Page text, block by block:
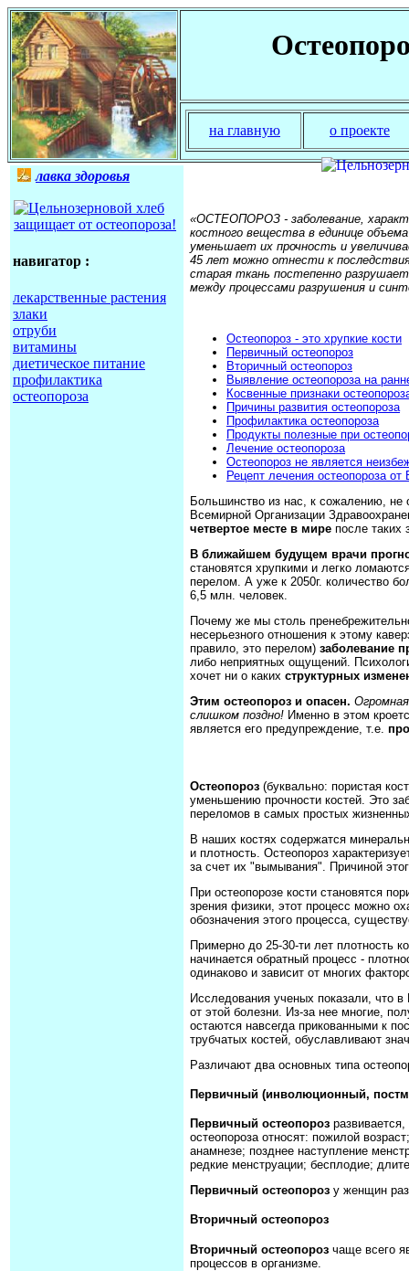
на главную о проекте
лавка здоровья
навигатор :
лекарственные растения
злаки
отруби
витамины
диетическое питание
профилактика
остеопороза
«ОСТЕОПОРОЗ - заболевание,
костного вещества в единице
уменьшает их прочность и
45 лет можно отнести к
старая ткань постепенно
между процессами разрушения и
Остеопороз - это хрупкие кости
Первичный остеопороз
Вторичный остеопороз
Выявление остеопороза на
Косвенные признаки
Причины развития остеопороза
Профилактика остеопороза
Продукты полезные при
Лечение остеопороза
Остеопороз не является
Рецепт лечения остеопороза от
Большинство из нас, к сожалению, не
Всемирной Организации
четвертое месте в мире после таких
В ближайшем будущем врачи
становятся хрупкими и легко
перелом. А уже к 2050г. количество
6,5 млн. человек.
Почему же мы столь
несерьезного отношения к этому
правило, это перелом) заболевание
либо неприятных ощущений.
хочет ни о каких структурных
Этим остеопороз и опасен.
слишком поздно! Именно в этом
является его предупреждение, т.е.
Остеопороз (буквально: пористая
уменьшению прочности костей. Это
переломов в самых простых
В наших костях содержатся
и плотность. Остеопороз
за счет их "вымывания". Причиной
При остеопорозе кости становятся
зрения физики, этот процесс можно
обозначения этого процесса,
Примерно до 25-30-ти лет плотность
начинается обратный процесс -
одинаково и зависит от многих
Исследования ученых показали, что
от этой болезни. Из-за нее многие,
остаются навсегда прикованными к
трубчатых костей, обуславливают
Различают два основных типа
Первичный (инволюционный,
Первичный остеопороз
остеопороза относят: пожилой
анамнезе; позднее наступление
редкие менструации; бесплодие;
Первичный остеопороз у женщин
Вторичный остеопороз
Вторичный остеопороз чаще всего
процессов в организме.